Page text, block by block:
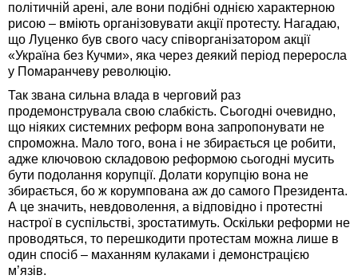
політичній арені, але вони подібні однією характерною
рисою – вміють організовувати акції протесту. Нагадаю,
що Луценко був свого часу співорганізатором акції
«Україна без Кучми», яка через деякий період переросла
у Помаранчеву революцію.
Так звана сильна влада в черговий раз
продемонструвала свою слабкість. Сьогодні очевидно,
що ніяких системних реформ вона запропонувати не
спроможна. Мало того, вона і не збирається це робити,
адже ключовою складовою реформою сьогодні мусить
бути подолання корупції. Долати корупцію вона не
збирається, бо ж корумпована аж до самого Президента.
А це значить, невдоволення, а відповідно і протестні
настрої в суспільстві, зростатимуть. Оскільки реформи не
проводяться, то перешкодити протестам можна лише в
один спосіб – маханням кулаками і демонстрацією
м’язів.